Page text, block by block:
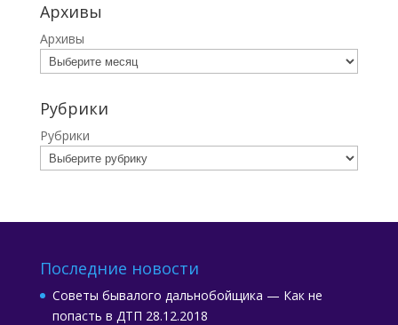
Архивы
Архивы
Рубрики
Рубрики
Последние новости
Советы бывалого дальнобойщика — Как не
попасть в ДТП 28.12.2018